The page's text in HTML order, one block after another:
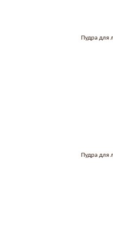
Пудра для
Пудра для